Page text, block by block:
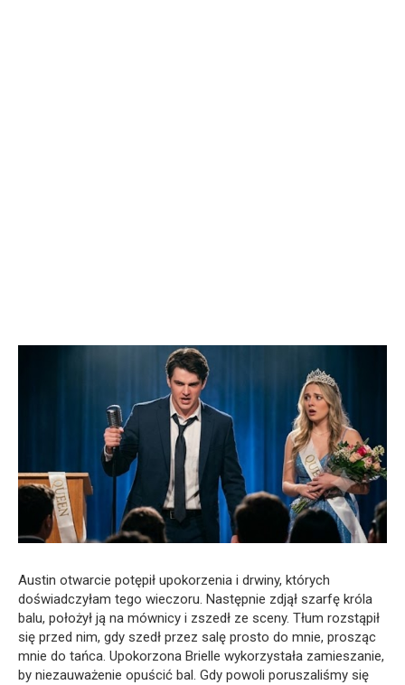
Austin otwarcie potępił upokorzenia i drwiny, których
doświadczyłam tego wieczoru. Następnie zdjął szarfę króla
balu, położył ją na mównicy i zszedł ze sceny. Tłum rozstąpił
się przed nim, gdy szedł przez salę prosto do mnie, prosząc
mnie do tańca. Upokorzona Brielle wykorzystała zamieszanie,
by niezauważenie opuścić bal. Gdy powoli poruszaliśmy się